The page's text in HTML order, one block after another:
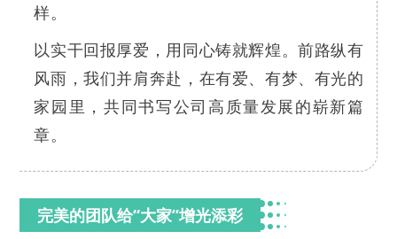
样。
以实干回报厚爱，用同心铸就辉煌。前路纵有
风雨，我们并肩奔赴，在有爱、有梦、有光的
家园里，共同书写公司高质量发展的崭新篇
章。
完美的团队给“大家”增光添彩